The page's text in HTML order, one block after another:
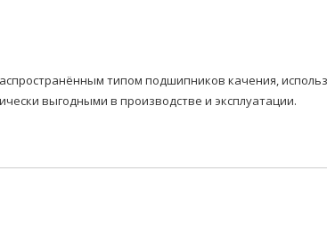
типом подшипников качения,
выгодными в производстве и эксплуатации.